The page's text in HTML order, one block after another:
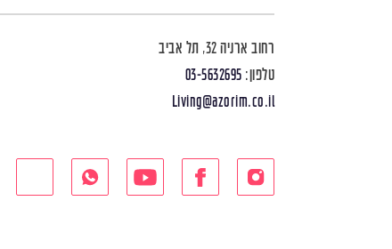
רחוב ארניה 32, תל אביב
טלפון: 03-5632695
Living@azorim.co.il